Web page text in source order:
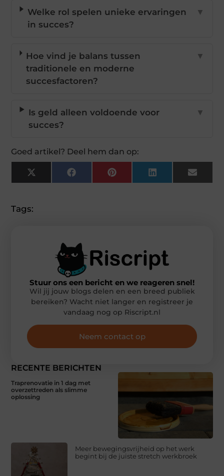
Welke rol spelen unieke ervaringen
in succes?
▼
Hoe vind je balans tussen
traditionele en moderne
succesfactoren?
▼
Is geld alleen voldoende voor
succes?
▼
Goed artikel? Deel hem dan op:
X
(Twitter)
FacebookPinterestLinkedInEmail
Tags:
RECENTE BERICHTEN
Traprenovatie in 1 dag met
overzettreden als slimme
oplossing
Meer bewegingsvrijheid op het werk
begint bij de juiste stretch werkbroek
Stuur ons een bericht en we reageren snel!
Wil jij jouw blogs delen en een breed publiek
bereiken? Wacht niet langer en registreer je
vandaag nog op Riscript.nl
Neem contact op